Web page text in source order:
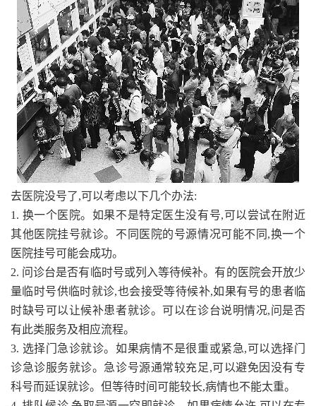
去医院没号了,可以考虑以下几个办法:
1. 换一个医院。如果不是特定医生没有号,可以尝试在附近
其他医院挂号就诊。不同医院的号源情况可能不同,换一个
医院挂号可能会成功。
2. 问诊台是否有临时号或列入等待候补。有的医院会开放少
量临时号供临时就诊,也会接受等待候补,如果有号的患者临
时缺号可以让候补患者就诊。可以在诊台说明情况,问是否
有此类服务及相应流程。
3. 选择门急诊就诊。如果病情不是很重或紧急,可以选择门
诊急诊服务就诊。急诊号源通常较充足,可以避免因没有专
科号而延误就诊。但等待时间可能较长,病情也不能太重。